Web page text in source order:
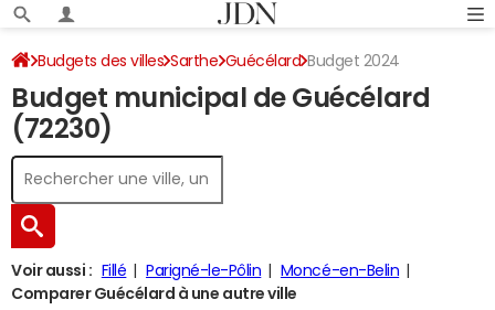
Budgets des villes Sarthe Guécélard Budget 2024
Budget municipal de Guécélard
(72230)
Voir aussi : Fillé Parigné-le-Pôlin
Moncé-en-Belin
Comparer Guécélard à une autre ville